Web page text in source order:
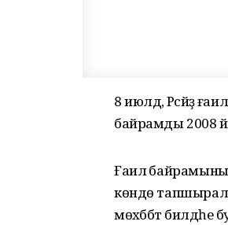
8 июлдә, Рәсәйҙә
байрамды 2008
Ғаилә
көндө
мөхәббәт билдәһе